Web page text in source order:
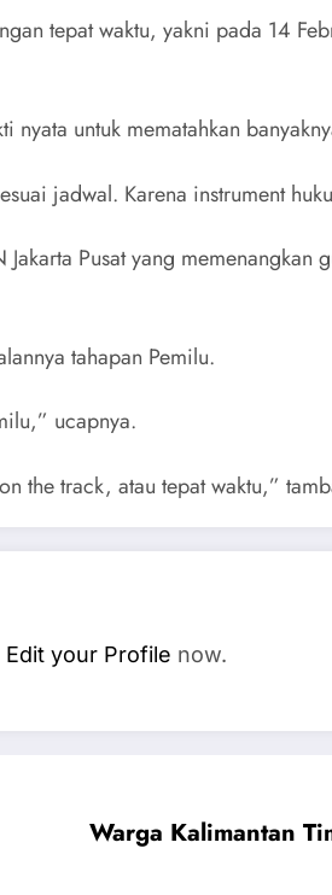
tepat waktu, yakni pada 14
untuk mematahkan
jadwal. Karena instrument
Pusat yang memenangkan
tahapan Pemilu.
ucapnya.
the track, atau tepat waktu,”
Edit your Profile now.
Warga Kalimantan